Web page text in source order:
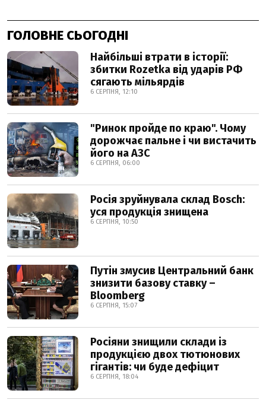
ГОЛОВНЕ СЬОГОДНІ
Найбільші втрати в історії:
збитки Rozetka від ударів РФ
сягають мільярдів
6 СЕРПНЯ, 12:10
"Ринок пройде по краю". Чому
дорожчає пальне і чи вистачить
його на АЗС
6 СЕРПНЯ, 06:00
Росія зруйнувала склад Bosch:
уся продукція знищена
6 СЕРПНЯ, 10:50
Путін змусив Центральний банк
знизити базову ставку –
Bloomberg
6 СЕРПНЯ, 15:07
Росіяни знищили склади із
продукцією двох тютюнових
гігантів: чи буде дефіцит
6 СЕРПНЯ, 18:04